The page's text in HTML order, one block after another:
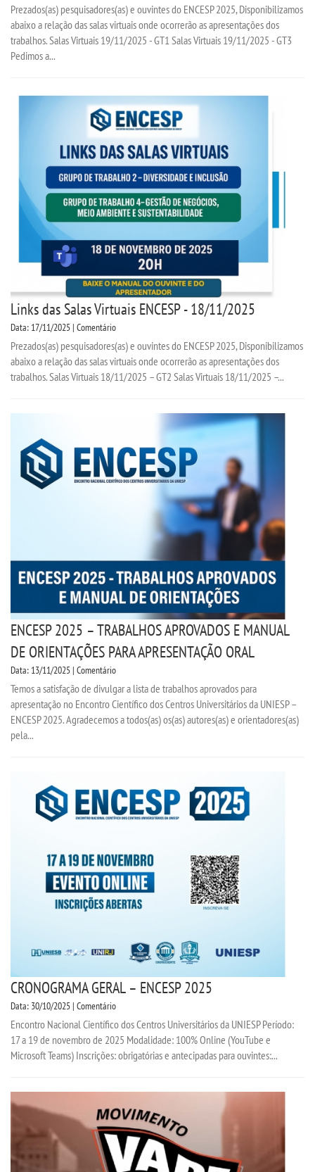
Prezados(as) pesquisadores(as) e ouvintes do ENCESP 2025, Disponibilizamos
abaixo a relação das salas virtuais onde ocorrerão as apresentações dos
trabalhos. Salas Virtuais 19/11/2025 - GT1 Salas Virtuais 19/11/2025 - GT3
Pedimos a...
Links das Salas Virtuais ENCESP - 18/11/2025
Data: 17/11/2025 | Comentário
Prezados(as) pesquisadores(as) e ouvintes do ENCESP 2025, Disponibilizamos
abaixo a relação das salas virtuais onde ocorrerão as apresentações dos
trabalhos. Salas Virtuais 18/11/2025 – GT2 Salas Virtuais 18/11/2025 –...
ENCESP 2025 – TRABALHOS APROVADOS E MANUAL
DE ORIENTAÇÕES PARA APRESENTAÇÃO ORAL
Data: 13/11/2025 | Comentário
Temos a satisfação de divulgar a lista de trabalhos aprovados para
apresentação no Encontro Científico dos Centros Universitários da UNIESP –
ENCESP 2025. Agradecemos a todos(as) os(as) autores(as) e orientadores(as)
pela...
CRONOGRAMA GERAL – ENCESP 2025
Data: 30/10/2025 | Comentário
Encontro Nacional Científico dos Centros Universitários da UNIESP Período:
17 a 19 de novembro de 2025 Modalidade: 100% Online (YouTube e
Microsoft Teams) Inscrições: obrigatórias e antecipadas para ouvintes:...